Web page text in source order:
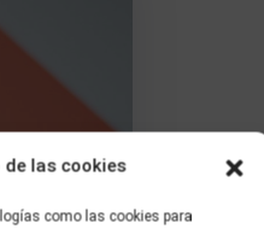
las cookies
como las cookies para